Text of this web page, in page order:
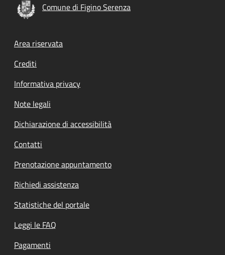
Comune di Figino Serenza
Footer menu
Area riservata
Crediti
Informativa privacy
Note legali
Dichiarazione di accessibilità
Contatti
Prenotazione appuntamento
Richiedi assistenza
Statistiche del portale
Leggi le FAQ
Pagamenti